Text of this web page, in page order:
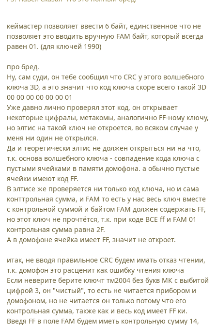
кеймастер позволяет ввести 6 байт, единственное что не
позволяет это вводить вручную FAM байт, который всегда
равен 01. (для ключей 1990)
про бред.
Ну, сам суди, он тебе сообщил что CRC у этого волшебного
ключа 3D, а это значит что код ключа скоре всего такой 3D
00 00 00 00 00 00 01
Уже давно лично проверял этот код, он открывает
некоторые цифралы, метакомы, аналогично FF-ному ключу,
но элтис на такой ключ не откроется, во всяком случае у
меня ни один не открылся.
Да и теоретически элтис не должен открыться ни на что,
т.к. основа волшебного ключа - совпадение кода ключа с
пустыми ячейками в памяти домофона. а обычно пустые
ячейки имеют код FF.
В элтисе же проверяется ни только код ключа, но и сама
конттрольная сумма, и FAM то есть у нас весь ключ вместе
с контрольной суммой и байтом FAM должен содержать FF,
но этот ключ не прочтётся, т.к. при коде ВСЕ ff и FAM 01
контрольная сумма равна 2F.
А в домофоне ячейка имеет FF, значит не откроет.
итак, не вводя правильное CRC будем имать отказ чтении,
т.к. домофон это расценит как ошибку чтения ключа
Если неверите берите ключт тм2004 без букв МК с выбитой
цифрой 3, он "чистый", то есть не читается прибором и
домофоном, но не читается он только потому что его
контрольная сумма, также как и весь код имеет FF ки.
Введя FF в поле FAM будем иметь контрольную сумму 14,